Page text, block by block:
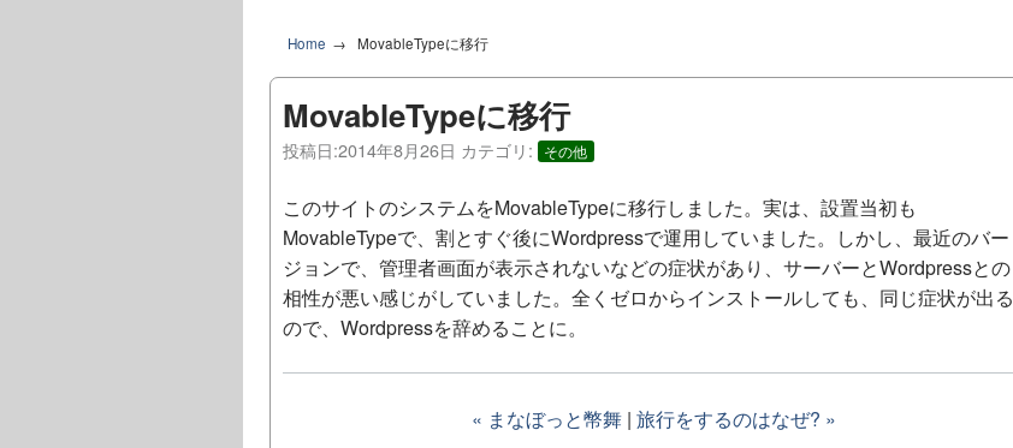
Home MovableTypeに移行
MovableTypeに移行
投稿日:2014年8月26日 カテゴリ: その他
このサイトのシステムをMovableTypeに移行しました。実は、設置当初も
MovableTypeで、割とすぐ後にWordpressで運用していました。しかし、最近のバー
ジョンで、管理者画面が表示されないなどの症状があり、サーバーとWordpressとの
相性が悪い感じがしていました。全くゼロからインストールしても、同じ症状が出る
ので、Wordpressを辞めることに。
« まなぼっと幣舞 | 旅行をするのはなぜ? »